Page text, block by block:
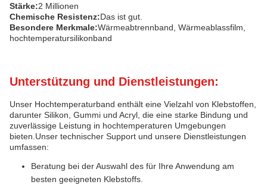
Stärke:2 Millionen
Chemische Resistenz:Das ist gut.
Besondere Merkmale:Wärmeabtrennband, Wärmeablassfilm,
hochtemperatursilikonband
Unterstützung und Dienstleistungen:
Unser Hochtemperaturband enthält eine Vielzahl von Klebstoffen,
darunter Silikon, Gummi und Acryl, die eine starke Bindung und
zuverlässige Leistung in hochtemperaturen Umgebungen
bieten.Unser technischer Support und unsere Dienstleistungen
umfassen:
Beratung bei der Auswahl des für Ihre Anwendung am
besten geeigneten Klebstoffs.